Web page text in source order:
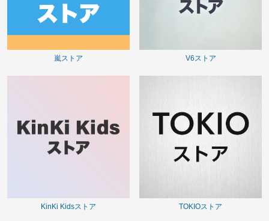
嵐ストア V6ストア
KinKi Kidsストア TOKIOストア